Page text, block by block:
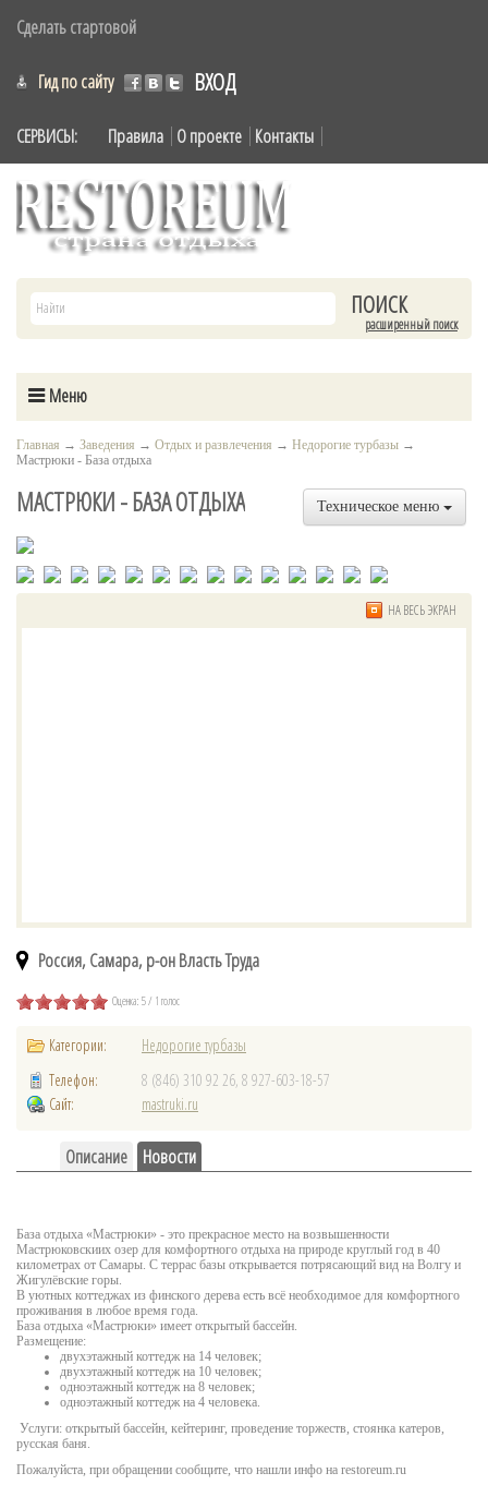
Сделать стартовой
ВХОД
Гид по сайту
СЕРВИСЫ: Правила О проекте Контакты
расширенный поиск
Меню
Главная → Заведения → Отдых и развлечения → Недорогие турбазы →
Мастрюки - База отдыха
Техническое меню
МАСТРЮКИ - БАЗА ОТДЫХА
НА ВЕСЬ ЭКРАН
Россия, Самара, р-он Власть Труда
Оценка: 5 / 1 голос
Категории:
Недорогие турбазы
Телефон:
8 (846) 310 92 26, 8 927-603-18-57
Сайт:
mastruki.ru
Описание Новости
База отдыха «Мастрюки» - это прекрасное место на возвышенности
Мастрюковскиих озер для комфортного отдыха на природе круглый год в 40
километрах от Самары. С террас базы открывается потрясающий вид на Волгу и
Жигулёвские горы.
В уютных коттеджах из финского дерева есть всё необходимое для комфортного
проживания в любое время года.
База отдыха «Мастрюки» имеет открытый бассейн.
Размещение:
двухэтажный коттедж на 14 человек;
двухэтажный коттедж на 10 человек;
одноэтажный коттедж на 8 человек;
одноэтажный коттедж на 4 человека.
Услуги: открытый бассейн, кейтеринг, проведение торжеств, стоянка катеров,
русская баня.
Пожалуйста, при обращении сообщите, что нашли инфо на restoreum.ru